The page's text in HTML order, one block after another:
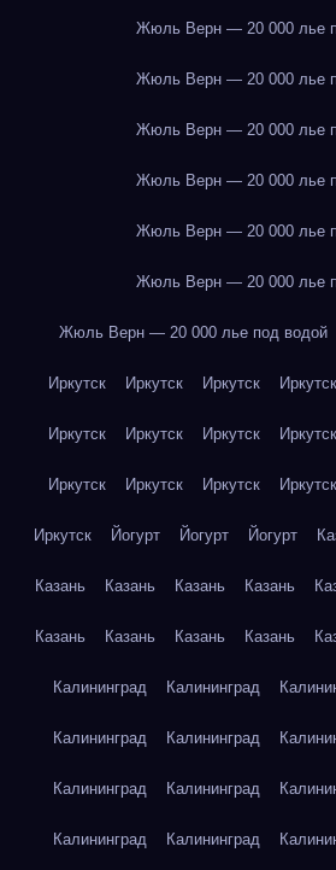
Жюль Верн — 20 000 лье
Жюль Верн — 20 000 лье
Жюль Верн — 20 000 лье
Жюль Верн — 20 000 лье
Жюль Верн — 20 000 лье
Жюль Верн — 20 000 лье
Жюль Верн — 20 000 лье под водой
Иркутск Иркутск Иркутск Иркутск
Иркутск Иркутск Иркутск Иркутск
Иркутск Иркутск Иркутск Иркутск
Иркутск Йогурт Йогурт Йогурт
Казань Казань Казань Казань
Казань Казань Казань Казань
Калининград Калининград
Калининград Калининград
Калининград Калининград
Калининград Калининград